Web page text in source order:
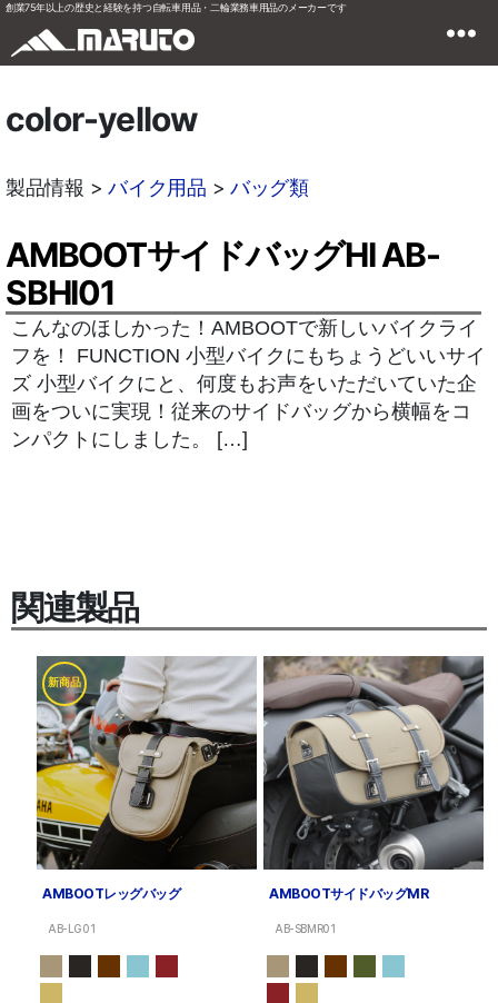
創業75年以上の歴史と経験を持つ自転車用品・二輪業務車用品のメーカーです
color-yellow
製品情報 >バイク用品 > バッグ類
AMBOOTサイドバッグHI AB-
SBHI01
こんなのほしかった！AMBOOTで新しいバイクライ
フを！ FUNCTION 小型バイクにもちょうどいいサイ
ズ 小型バイクにと、何度もお声をいただいていた企
画をついに実現！従来のサイドバッグから横幅をコ
ンパクトにしました。 […]
関連製品
新商品
AMBOOTレッグバッグ
AB-LG01
AMBOOTサイドバッグMR
AB-SBMR01